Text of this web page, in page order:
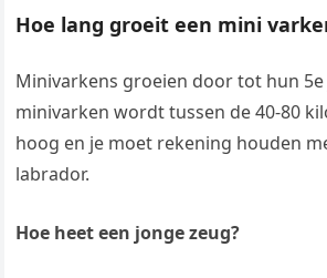
Hoe lang groeit een mini
Minivarkens groeien door tot hun 5e
minivarken wordt tussen de 40-80
hoog en je moet rekening houden
labrador.
Hoe heet een jonge zeug?